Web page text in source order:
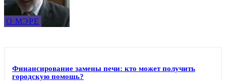
О МЭРЕ
Финансирование замены печи: кто может получить
городскую помощь?